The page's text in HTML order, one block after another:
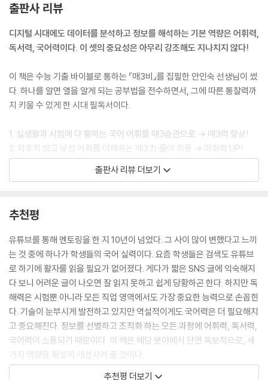
과 독서력을 길러 주고, 국어 실력을 탄탄하게 해 줄 것을 믿고 기대해 본
다. 또, 이 책을 통해 다양한 배경지식과 교양을 쌓을 수 있길 바라며, 이 책
을 내는 데 도움을 준 ‘매3’ 독자들에게 다시 한 번 깊은 감사의 마음을 전한
--- 머리말 중에서
출판사 리뷰
디지털 시대에도 데이터를 분석하고 정보를 해석하는 기본 역량은 어휘력,
독서력, 국어력이다. 이 셋의 중요성은 아무리 강조해도 지나치지 않다!
이 책은 수능 기출 바이블로 통하는 『매3비』를 집필한 안인숙 선생님이 썼
다. 하나를 알면 열을 알게 되는 공부법을 전수하면서, 그에 따른 통찰력까
지 키울 수 있게 한 시대 필독서이다.
1. 실생활과 시험에 다 통하는 국어 어휘를 매3습관으로 → 매3력 향상!
2. 외우지 않고 낯선 어휘를 이해하는 매3力 풀이 적용 → 어휘력 UP!
3. 상식과 배경지식을 키우는 독서 훈련 사례와 압축 훈련으로 → 독서력
력 UP!
6. 쓸 때마다 헷갈리는 맞춤법도 독서 사례와 함께 → 맞춤법 실력 UP!
이 책을 먼저 만나보는 행운을 누렸다. 이 책을 보는 순간, 한 치의 망설임
도 없이 누구나 이 책을 일생에서 한 번은 만나야 한다는 생각이 들었다. 왜
영어 철자나 기본적인 영어를 틀리면 비웃으면서 우리말이 틀리는 것에는
관대한가? 아무리 난독 시대라지만, 정보를 수용할 때 어휘력, 독서력, 국
어력이 없이는 온전한 이해가 불가한 상황에서 왜 그냥 얼렁뚱땅 넘기는
가? 나는 항상 이런 생각을 하고 있던 터에 이 책을 만나게 되어 너무 반가
웠다. 평소 궁금했던 것, 이것만은 꼭 다뤄줬으면 하는 게 귀신같이 다 담겨
있었다. 그리고 근원적으로 어휘력, 독서력, 국어력을 키워 준다는 점에서,
출판사 리뷰 더보기
추천평
유튜브를 통해 멘토링을 한 지 10년이 넘었다. 그 사이 많이 변했다고 느끼
는 것 중에 하나가 학생들의 국어 실력이다. 요즘 학생들은 검색도 유튜브
로 하기에 활자를 읽을 필요가 없어졌다. 게다가 짧은 SNS 글에 익숙해지
다 보니 어려운 글이 나오면 잘 읽지 못하고 쉽게 당황하곤 한다. 하지만 독
해력은 시험뿐 아니라 모든 직업 영역에서도 가장 중요한 능력으로 손꼽힌
다. 기술이 눈부시게 발전하고 있지만 역설적이게도 국어력은 더 필요해지
고 중요해진다. 정보를 선별하고 조직화 하는 모든 과정에 어휘력, 독서력,
국어력이 소용되기 때문이다. 이 책은 해당 분야에서 단연 독보적으로, 세
가지 역량을 확실히 개선시켜 줄 것이다.
- 강성태 (『강성태 영단어 어원편』 저자)추천평 더보기